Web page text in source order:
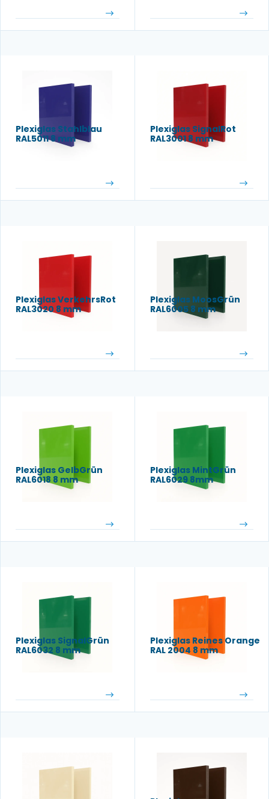
Plexiglas Stahlblau
RAL5011 8 mm
Plexiglas SignalRot
RAL3001 8 mm
Plexiglas VerkehrsRot
RAL3020 8 mm
Plexiglas MoosGrün
RAL6005 8 mm
Plexiglas GelbGrün
RAL6018 8 mm
Plexiglas MintGrün
RAL6029 8mm
Plexiglas SignalGrün
RAL6032 8 mm
Plexiglas Reines Orange
RAL 2004 8 mm